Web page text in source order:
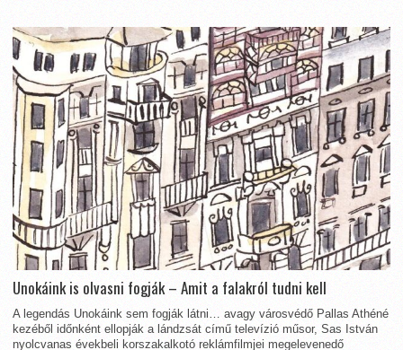
Unokáink is olvasni fogják – Amit a falakról tudni kell
A legendás Unokáink sem fogják látni… avagy városvédő Pallas Athéné
kezéből időnként ellopják a lándzsát című televízió műsor, Sas István
nyolcvanas évekbeli korszakalkotó reklámfilmjei megelevenedő